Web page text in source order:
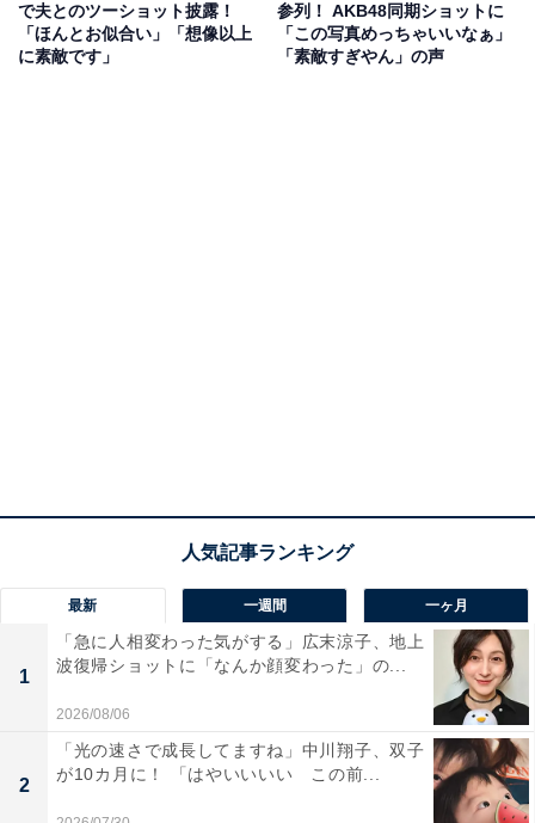
で夫とのツーショット披露！
「ほんとお似合い」「想像以上
に素敵です」
参列！ AKB48同期ショットに
「この写真めっちゃいいなぁ」
「素敵すぎやん」の声
最新 一週間 一ヶ月
1
「急に人相変わった気がする」広末涼子、地上
波復帰ショットに「なんか顔変わった」の...
2026/08/06
2
「光の速さで成長してますね」中川翔子、双子
が10カ月に！ 「はやいいいい この前...